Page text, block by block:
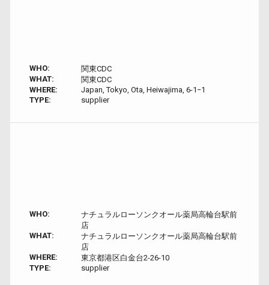
WHO:
関東CDC
WHAT:
関東CDC
WHERE:
Japan, Tokyo, Ota, Heiwajima, 6-1−1
TYPE:
supplier
WHO:
ナチュラルローソンクオール薬局高輪台駅前
店
WHAT:
ナチュラルローソンクオール薬局高輪台駅前
店
WHERE:
東京都港区白金台2-26-10
TYPE:
supplier